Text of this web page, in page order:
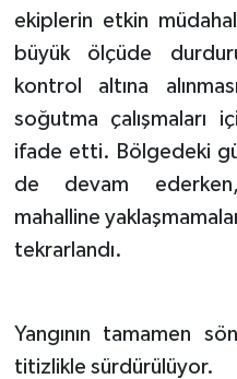
ekiplerin etkin
büyük ölçüde
kontrol altına
soğutma çalışmaları
ifade etti. Bölgedeki
de devam ederken,
mahalline
tekrarlandı.
Yangının tamamen
titizlikle sürdürülüyor.